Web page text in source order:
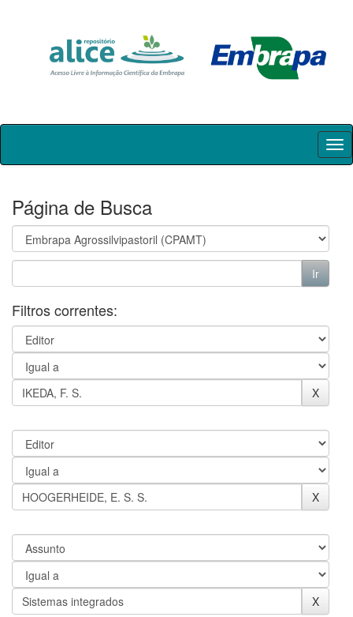
Skip
Página de Busca
Filtros correntes: